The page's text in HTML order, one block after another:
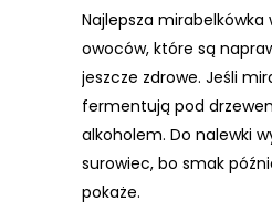
Najlepsza mirabelkówka
owoców, które są
jeszcze zdrowe. Jeśli
fermentują pod
alkoholem. Do nalewki
surowiec, bo smak
pokaże.